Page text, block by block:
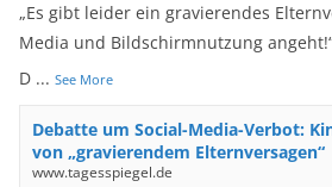
„Es gibt leider ein gravierendes
Media und Bildschirmnutzung
D ... See More
Debatte um Social-Media-Verbot:
von „gravierendem Elternversagen“
www.tagesspiegel.de